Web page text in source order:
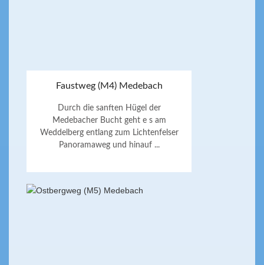
Faustweg (M4) Medebach
Durch die sanften Hügel der
Medebacher Bucht geht e s am
Weddelberg entlang zum Lichtenfelser
Panoramaweg und hinauf ...